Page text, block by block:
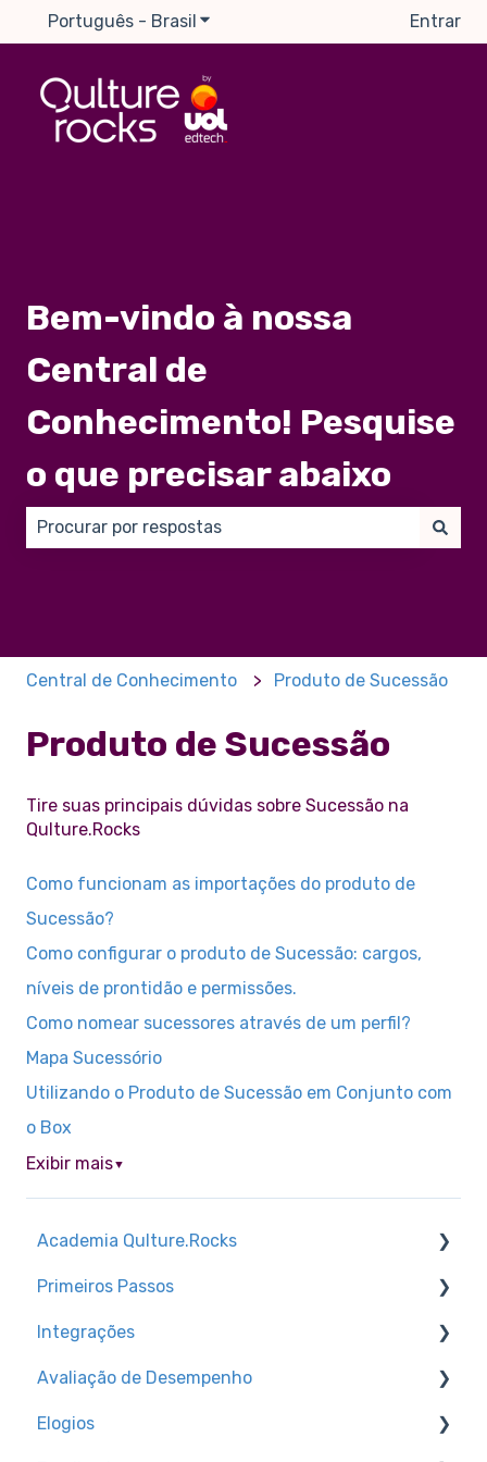
Português - Brasil Mostrar submenu para traduções
Entrar
Bem-vindo à nossa
Central de
Conhecimento! Pesquise
o que precisar abaixo
Central de Conhecimento Produto de Sucessão
Produto de Sucessão
Tire suas principais dúvidas sobre Sucessão na
Qulture.Rocks
Como funcionam as importações do produto de
Sucessão?
Como configurar o produto de Sucessão: cargos,
níveis de prontidão e permissões.
Como nomear sucessores através de um perfil?
Mapa Sucessório
Utilizando o Produto de Sucessão em Conjunto com
o Box
Exibir mais▼
Academia Qulture.Rocks
Feedbacks e Reconhecimento
Preparando a empresa para o lançamento da
Primeiros Passos
Trilhas de conhecimento
Configurações de Ambiente
Como acessar a Qulture.Rocks
Integrações
Canal para dúvidas técnicas + dicas
Tipos de integração de base de usuários
Avaliação de Desempenho
Configurando a avaliação na plataforma
Elogios